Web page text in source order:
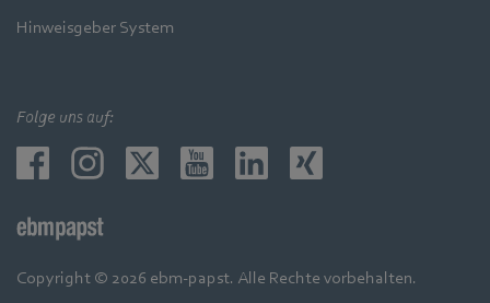
Hinweisgeber System
Folge uns auf:
Copyright © 2026 ebm-papst. Alle Rechte vorbehalten.